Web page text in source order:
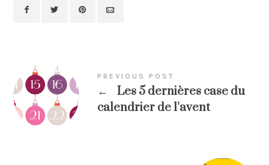
PREVIOUS POST
←
Les 5 dernières case du
calendrier de l’avent